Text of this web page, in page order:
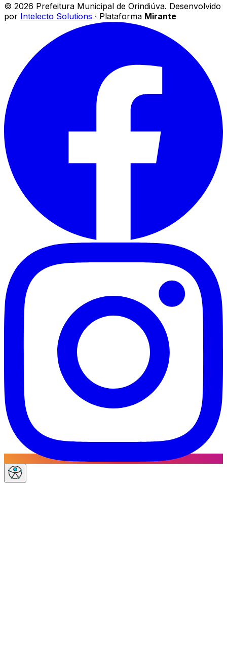
© 2026 Prefeitura Municipal de Orindiúva. Desenvolvido
por Intelecto Solutions · Plataforma Mirante